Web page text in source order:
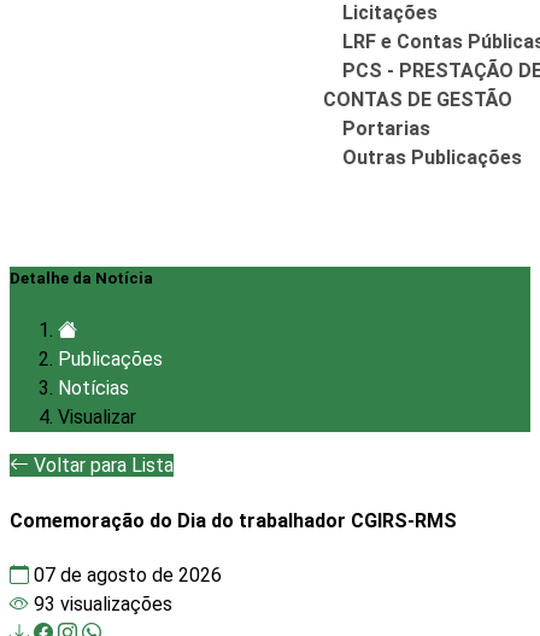
Licitações
LRF e Contas
PCS - PRESTAÇÃO
CONTAS DE GESTÃO
Portarias
Outras Publicações
Detalhe da Notícia
Publicações
Notícias
Visualizar
Voltar para Lista
Comemoração do Dia do trabalhador CGIRS-RMS
07 de agosto de 2026
93 visualizações